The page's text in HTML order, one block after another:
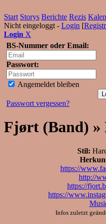
Start Storys Berichte Rezis
Nicht eingeloggt - Login [
Login X
BS-Nummer oder Email:
Passwort:
Angemeldet bleiben
Passwort vergessen?
Fjørt (Band) »
Stil:
https://
http://
https://
https://
Infos zuletzt